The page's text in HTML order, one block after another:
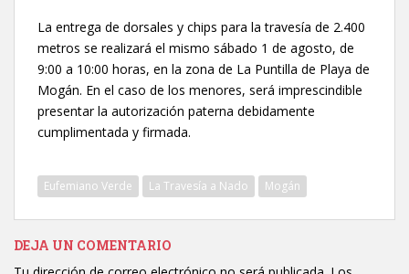
La entrega de dorsales y chips para la travesía de 2.400
metros se realizará el mismo sábado 1 de agosto, de
9:00 a 10:00 horas, en la zona de La Puntilla de Playa de
Mogán. En el caso de los menores, será imprescindible
presentar la autorización paterna debidamente
cumplimentada y firmada.
Eufemiano Verde La Travesía a Nado Mogán
DEJA UN COMENTARIO